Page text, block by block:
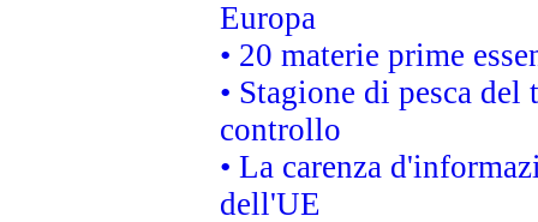
Europa
• 20 materie prime
• Stagione di pesca
controllo
• La carenza
dell'UE